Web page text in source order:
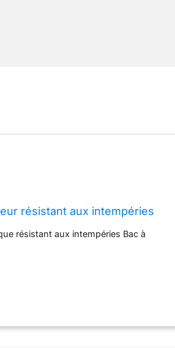
résistant aux intempéries
résistant aux intempéries Bac à